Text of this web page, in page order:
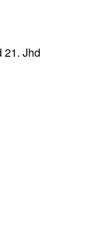
21. Jhd
von